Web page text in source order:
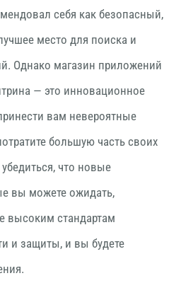
себя как безопасный,
место для поиска и
Однако магазин приложений
— это инновационное
вам невероятные
большую часть своих
что новые
вы можете ожидать,
высоким стандартам
и защиты, и вы будете